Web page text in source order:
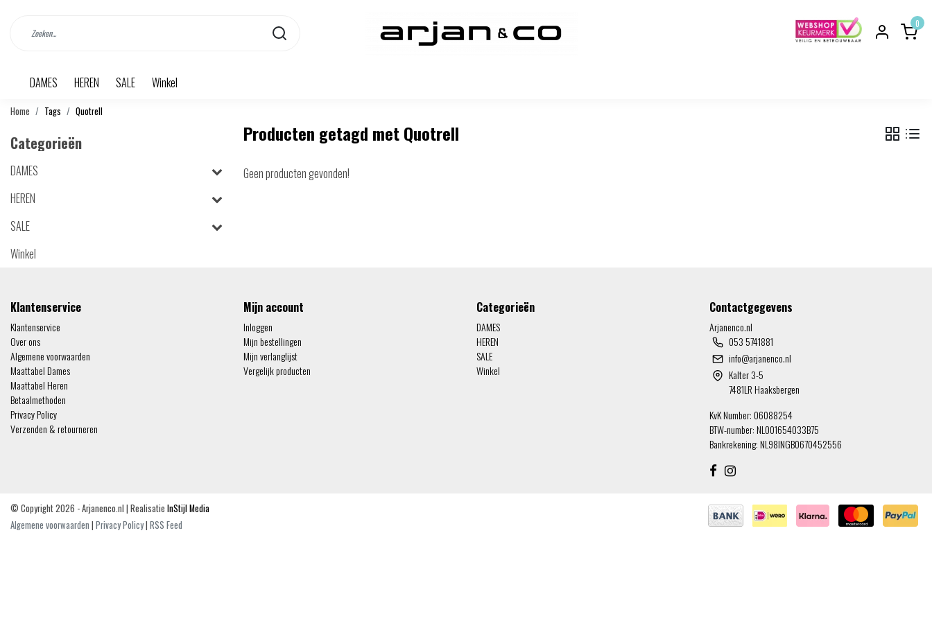
0
DAMES HEREN SALE Winkel
Home Tags Quotrell
Categorieën
DAMES
HEREN
SALE
Winkel
Producten getagd met Quotrell
Geen producten gevonden!
Klantenservice
Klantenservice
Over ons
Algemene voorwaarden
Maattabel Dames
Maattabel Heren
Betaalmethoden
Privacy Policy
Verzenden & retourneren
Mijn account
Inloggen
Mijn bestellingen
Mijn verlanglijst
Vergelijk producten
Categorieën
DAMES
HEREN
SALE
Winkel
Contactgegevens
Arjanenco.nl
053 5741881
info@arjanenco.nl
Kalter 3-5
7481LR Haaksbergen
KvK Number: 06088254
BTW-number: NL001654033B75
Bankrekening: NL98INGB0670452556
© Copyright 2026 - Arjanenco.nl | Realisatie InStijl Media
Algemene voorwaarden | Privacy Policy| RSS Feed